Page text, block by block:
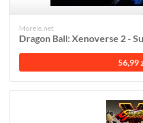
Morele.net
Dragon Ball: Xenoverse 2 -
56,99